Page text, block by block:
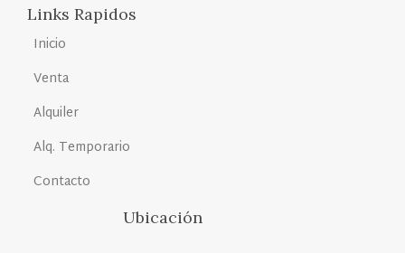
Links Rapidos
Inicio
Venta
Alquiler
Alq. Temporario
Contacto
Ubicación